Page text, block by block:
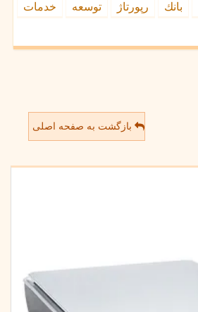
بانك رپورتاژ توسعه
خدمات
بازگشت به صفحه اصلی